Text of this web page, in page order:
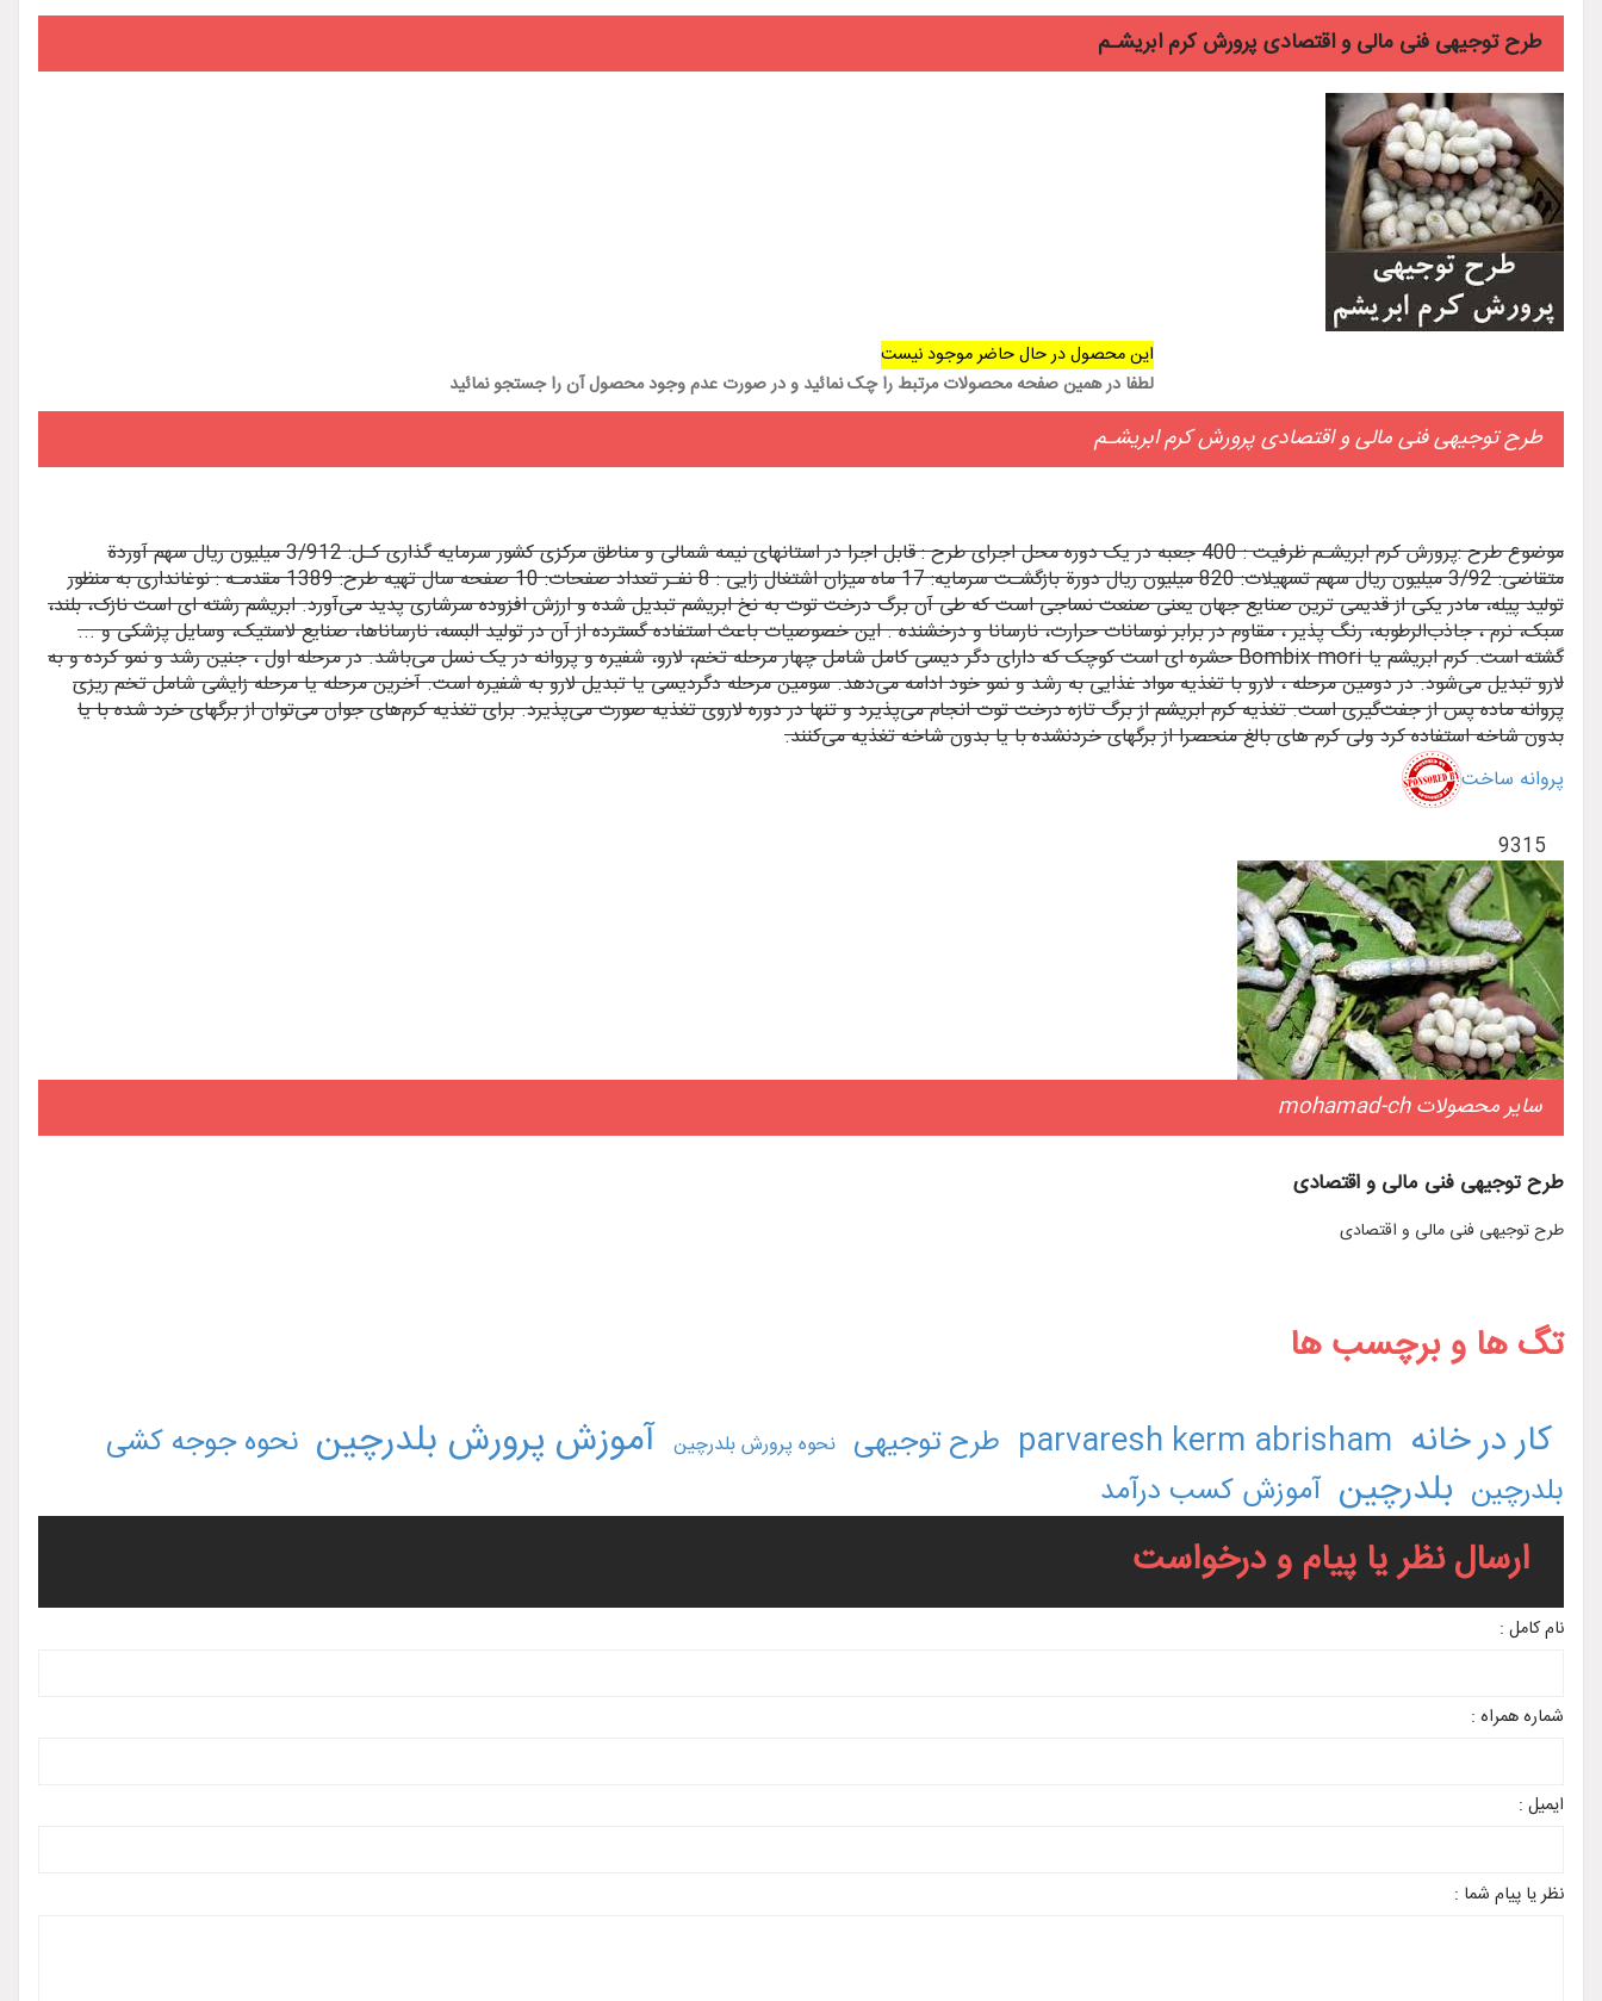
طرح توجیهی فنی مالی و اقتصادی پرورش کرم ابریشـم
این محصول در حال حاضر موجود نیست
لطفا در همین صفحه محصولات مرتبط را چک نمائید و در صورت عدم وجود محصول آن را جستجو نمائید
طرح توجیهی فنی مالی و اقتصادی پرورش کرم ابریشـم
موضوع طرح :پرورش کرم ابریشـم ظرفیت : 400 جعبه در یک دوره محل اجرای طرح : قابل اجرا در استانهای نیمه شمالی و مناطق مرکزی کشور سرمایه گذاری کـل: 3/912 میلیون ریال سهم آوردة
متقاضی: 3/92 میلیون ریال سهم تسهیلات: 820 میلیون ریال دورة بازگشـت سرمایه: 17 ماه میزان اشتغال زایی : 8 نفـر تعداد صفحات: 10 صفحه سال تهیه طرح: 1389 مقدمـه : نوغانداری به منظور
تولید پیله، مادر یکی از قدیمی ترین صنایع جهان یعنی صنعت نساجی است که طی آن برگ درخت توت به نخ ابریشم تبدیل شده و ارزش افزوده سرشاری پدید می‌آورد. ابریشم رشته ای است نازک، بلند،
سبک، نرم ، جاذب‌الرطوبه، رنگ پذیر ، مقاوم در برابر نوسانات حرارت، نارسانا و درخشنده . این خصوصیات باعث استفاده گسترده از آن در تولید البسه، نارساناها، صنایع لاستیک، وسایل پزشکی و ...
گشته است. کرم ابریشم یا Bombix mori حشره ای است کوچک که دارای دگر دیسی کامل شامل چهار مرحله تخم، لارو، شفیره و پروانه در یک نسل می‌باشد. در مرحله اول ، جنین رشد و نمو کرده و به
لارو تبدیل می‌شود. در دومین مرحله ، لارو با تغذیه مواد غذایی به رشد و نمو خود ادامه می‌دهد. سومین مرحله دگردیسی یا تبدیل لارو به شفیره است. آخرین مرحله یا مرحله زایشی شامل تخم ریزی
پروانه ماده پس از جفت‌گیری است. تغذیه کرم ابریشم از برگ تازه درخت توت انجام می‌پذیرد و تنها در دوره لاروی تغذیه صورت می‌پذیرد. برای تغذیه کرم‌های جوان می‌توان از برگهای خرد شده با یا
بدون شاخه استفاده کرد ولی کرم های بالغ منحصرا از برگهای خردنشده با یا بدون شاخه تغذیه می‌کنند.
پروانه ساخت
9315
سایر محصولات mohamad-ch
طرح توجیهی فنی مالی و اقتصادی
طرح توجیهی فنی مالی و اقتصادی
تگ ها و برچسب ها
کار در خانه parvaresh kerm abrisham طرح توجیهی نحوه پرورش بلدرچین آموزش پرورش بلدرچین نحوه جوجه کشی
بلدرچین بلدرچین آموزش کسب درآمد
ارسال نظر یا پیام و درخواست
نام کامل :
شماره همراه :
ایمیل :
نظر یا پیام شما :